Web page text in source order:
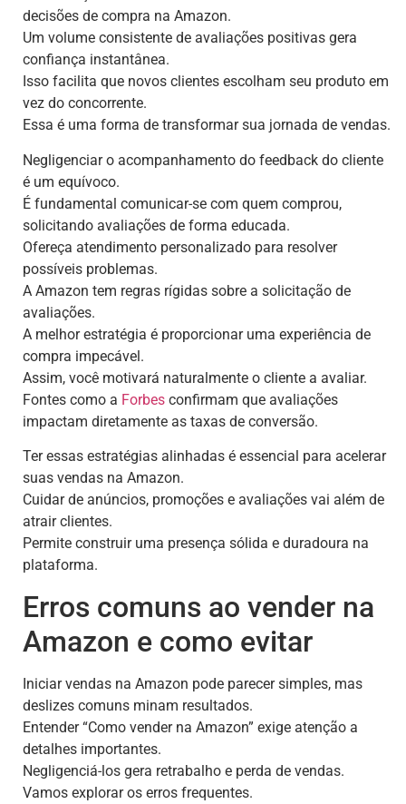
decisões de compra na Amazon.
Um volume consistente de avaliações positivas gera
confiança instantânea.
Isso facilita que novos clientes escolham seu produto em
vez do concorrente.
Essa é uma forma de transformar sua jornada de vendas.
Negligenciar o acompanhamento do feedback do cliente
é um equívoco.
É fundamental comunicar-se com quem comprou,
solicitando avaliações de forma educada.
Ofereça atendimento personalizado para resolver
possíveis problemas.
A Amazon tem regras rígidas sobre a solicitação de
avaliações.
A melhor estratégia é proporcionar uma experiência de
compra impecável.
Assim, você motivará naturalmente o cliente a avaliar.
Fontes como a Forbes confirmam que avaliações
impactam diretamente as taxas de conversão.
Ter essas estratégias alinhadas é essencial para acelerar
suas vendas na Amazon.
Cuidar de anúncios, promoções e avaliações vai além de
atrair clientes.
Permite construir uma presença sólida e duradoura na
plataforma.
Erros comuns ao vender na
Amazon e como evitar
Iniciar vendas na Amazon pode parecer simples, mas
deslizes comuns minam resultados.
Entender “Como vender na Amazon” exige atenção a
detalhes importantes.
Negligenciá-los gera retrabalho e perda de vendas.
Vamos explorar os erros frequentes.